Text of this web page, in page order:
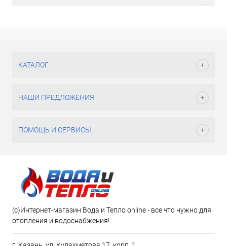
КАТАЛОГ
НАШИ ПРЕДЛОЖЕНИЯ
ПОМОЩЬ И СЕРВИСЫ
(c)Интернет-магазин Вода и Тепло online - все что нужно для
отопления и водоснабжения!